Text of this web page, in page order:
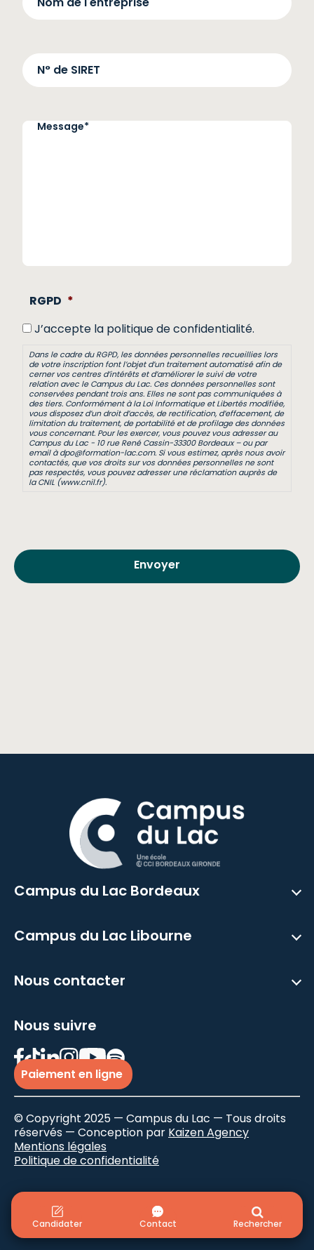
Candidater Contact Rechercher
Nom
N°
RGPD *
J’accepte la politique de confidentialité.
Dans le cadre du RGPD, les données personnelles recueillies lors
de votre inscription font l’objet d’un traitement automatisé afin de
cerner vos centres d’intérêts et d’améliorer le suivi de votre
relation avec le Campus du Lac. Ces données personnelles sont
conservées pendant trois ans. Elles ne sont pas communiquées à
des tiers. Conformément à la Loi Informatique et Libertés modifiée,
vous disposez d’un droit d’accès, de rectification, d’effacement, de
limitation du traitement, de portabilité et de profilage des données
vous concernant. Pour les exercer, vous pouvez vous adresser au
Campus du Lac - 10 rue René Cassin-33300 Bordeaux – ou par
email à dpo@formation-lac.com. Si vous estimez, après nous avoir
contactés, que vos droits sur vos données personnelles ne sont
pas respectés, vous pouvez adresser une réclamation auprès de
la CNIL (www.cnil.fr).
Campus du Lac Bordeaux
Campus du Lac Libourne
Nous contacter
Nous suivre
Paiement en ligne
© Copyright 2025 — Campus du Lac — Tous droits
réservés — Conception par Kaizen Agency
Mentions légales
Politique de confidentialité